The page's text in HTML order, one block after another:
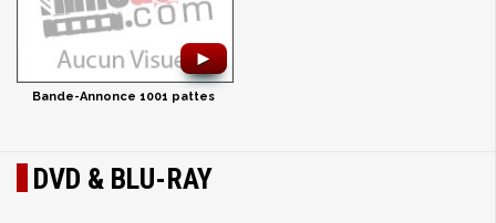
►
Bande-Annonce 1001 pattes
DVD & BLU-RAY